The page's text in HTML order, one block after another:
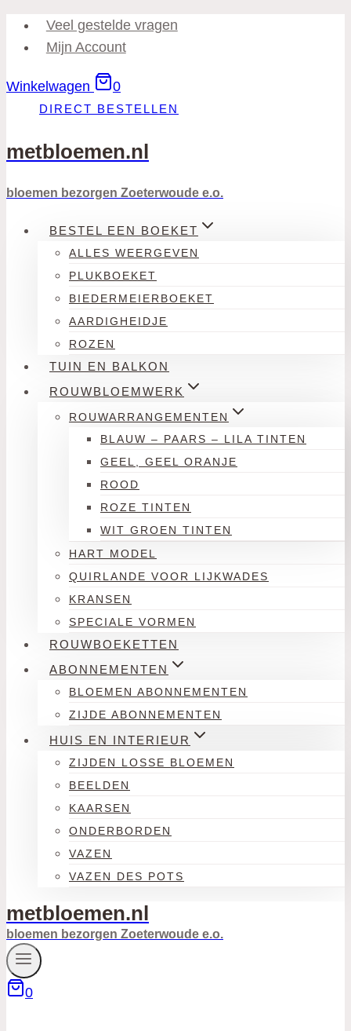
Doorgaan
naar
Veel gestelde vragen
Mijn Account
Winkelwagen 0
DIRECT BESTELLEN
metbloemen.nl
bloemen bezorgen Zoeterwoude e.o.
BESTEL EEN BOEKET
ALLES WEERGEVEN
PLUKBOEKET
BIEDERMEIERBOEKET
AARDIGHEIDJE
ROZEN
TUIN EN BALKON
ROUWBLOEMWERK
ROUWARRANGEMENTEN
BLAUW – PAARS – LILA TINTEN
GEEL, GEEL ORANJE
ROOD
ROZE TINTEN
WIT GROEN TINTEN
HART MODEL
QUIRLANDE VOOR LIJKWADES
KRANSEN
SPECIALE VORMEN
ROUWBOEKETTEN
ABONNEMENTEN
BLOEMEN ABONNEMENTEN
ZIJDE ABONNEMENTEN
HUIS EN INTERIEUR
ZIJDEN LOSSE BLOEMEN
BEELDEN
KAARSEN
ONDERBORDEN
VAZEN
VAZEN DES POTS
metbloemen.nl
bloemen bezorgen Zoeterwoude e.o.
0